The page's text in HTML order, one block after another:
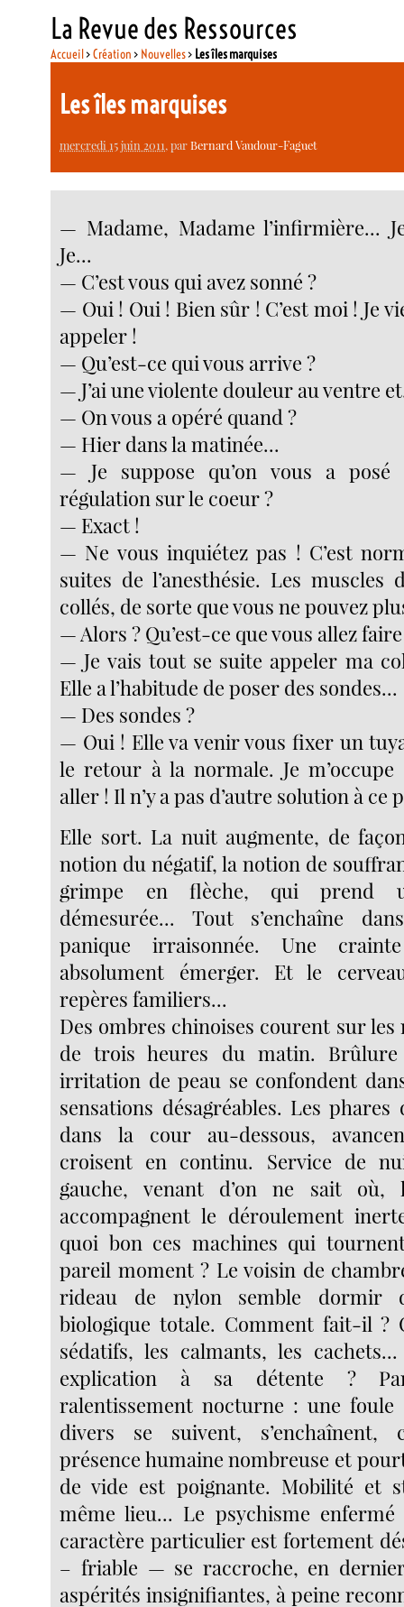
La Revue des Ressources
Accueil>Création > Nouvelles> Les îles marquises
Les îles marquises
mercredi 15 juin 2011, parBernard Vaudour-Faguet
— Madame, Madame l’infirmière...
Je...
— C’est vous qui avez sonné ?
— Oui ! Oui ! Bien sûr ! C’est moi ! Je
appeler !
— Qu’est-ce qui vous arrive ?
— J’ai une violente douleur au ventre
— On vous a opéré quand ?
— Hier dans la matinée...
— Je suppose qu’on vous a
régulation sur le coeur ?
— Exact !
— Ne vous inquiétez pas ! C’est
suites de l’anesthésie. Les muscles
collés, de sorte que vous ne pouvez
— Alors ? Qu’est-ce que vous allez
— Je vais tout se suite appeler ma
Elle a l’habitude de poser des sondes...
— Des sondes ?
— Oui ! Elle va venir vous fixer un
le retour à la normale. Je
aller ! Il n’y a pas d’autre solution à ce
Elle sort. La nuit augmente, de
notion du négatif, la notion de
grimpe en flèche, qui prend
démesurée... Tout s’enchaîne
panique irraisonnée. Une
absolument émerger. Et le
repères familiers...
Des ombres chinoises courent sur
de trois heures du matin.
irritation de peau se confondent
sensations désagréables. Les phares
dans la cour au-dessous,
croisent en continu. Service de
gauche, venant d’on ne sait où,
accompagnent le déroulement
quoi bon ces machines qui
pareil moment ? Le voisin de
rideau de nylon semble dormir
biologique totale. Comment fait-il ?
sédatifs, les calmants, les
explication à sa détente ?
ralentissement nocturne : une foule
divers se suivent, s’enchaînent,
présence humaine nombreuse et
de vide est poignante. Mobilité et
même lieu... Le psychisme
caractère particulier est fortement
– friable — se raccroche, en
aspérités insignifiantes, à peine